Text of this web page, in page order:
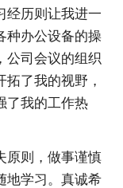
经历则让我进一
种办公设备的操
公司会议的组织
了我的视野，
了我的工作热
原则，做事谨慎
地学习。真诚希